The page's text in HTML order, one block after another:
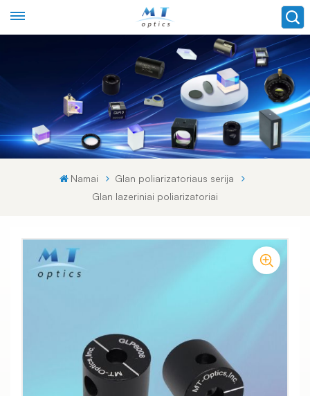
Namai
Glan poliarizatoriaus serija
Glan lazeriniai poliarizatoriai